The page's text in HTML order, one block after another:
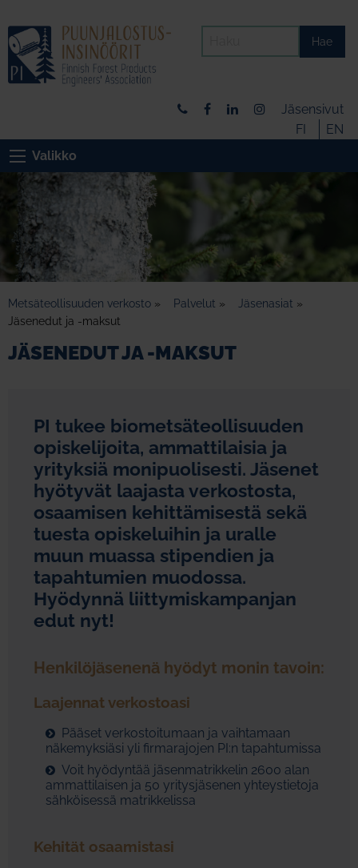
Hae
Jäsensivut
FI
EN
Valikko
Metsäteollisuuden verkosto » Palvelut » Jäsenasiat »
Jäsenedut ja -maksut
JÄSENEDUT JA -MAKSUT
PI tukee biometsäteollisuuden
opiskelijoita, ammattilaisia ja
yrityksiä monipuolisesti. Jäsenet
hyötyvät laajasta verkostosta,
osaamisen kehittämisestä sekä
tuesta opiskeluihin ja uralle
muun muassa stipendien ja
tapahtumien muodossa.
Hyödynnä liittymiskampanjan
edut nyt!
Henkilöjäsenenä hyödyt monin tavoin:
Laajennat verkostoasi
Pääset verkostoitumaan ja vaihtamaan
näkemyksiäsi yli firmarajojen PI:n tapahtumissa
Voit hyödyntää jäsenmatrikkelin 2600 alan
ammattilaisen ja 50 yritysjäsenen yhteystietoja
sähköisessä matrikkelissa
Kehität osaamistasi